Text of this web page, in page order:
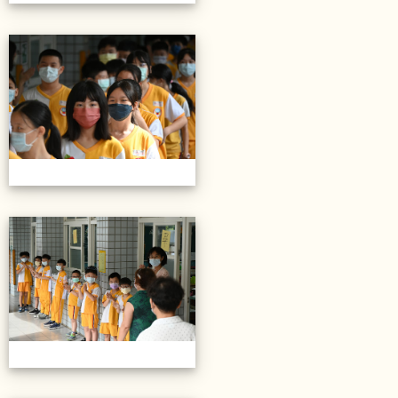
20220614第28屆畢業典禮